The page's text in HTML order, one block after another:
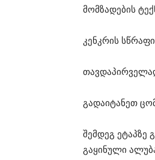
მომზადების
კენკრის
გადაიტანეთ
შემდეგ ეტაპზე
გაყინული